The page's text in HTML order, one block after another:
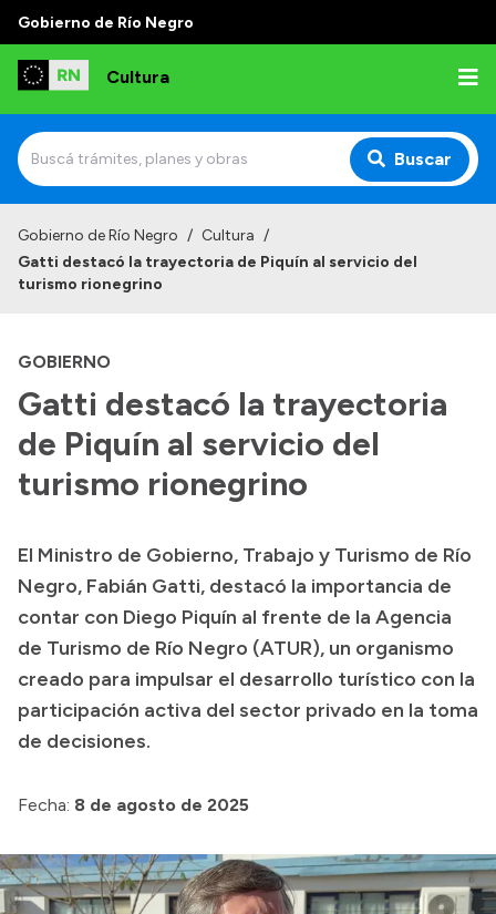
Gobierno de Río Negro
Cultura
Buscar
Institucional
Autoridades
Delegaciones
Normativa
Presupuesto
Boletín Oficial
Compras y licitaciones
Consulta de expedientes
Consulta de pago a proveedores
Convocatorias
Gobierno de Río Negro / Cultura /
Gatti destacó la trayectoria de Piquín al servicio del
turismo rionegrino
GOBIERNO
Gatti destacó la trayectoria
de Piquín al servicio del
turismo rionegrino
El Ministro de Gobierno, Trabajo y Turismo de Río
Negro, Fabián Gatti, destacó la importancia de
contar con Diego Piquín al frente de la Agencia
de Turismo de Río Negro (ATUR), un organismo
creado para impulsar el desarrollo turístico con la
participación activa del sector privado en la toma
de decisiones.
Fecha: 8 de agosto de 2025